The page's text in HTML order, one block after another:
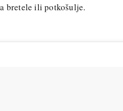
bretele ili potkošulje.